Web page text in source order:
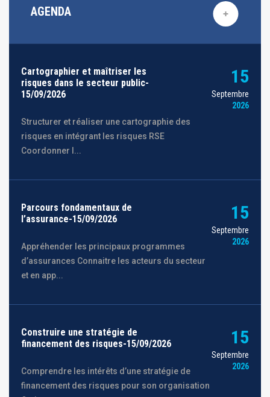
AGENDA
Cartographier et maîtriser les
risques dans le secteur public-
15/09/2026
Structurer et réaliser une cartographie des
risques en intégrant les risques RSE
Coordonner l...
15
Septembre
2026
Parcours fondamentaux de
l’assurance-15/09/2026
Appréhender les principaux programmes
d’assurances Connaitre les acteurs du secteur
et en app...
15
Septembre
2026
Construire une stratégie de
financement des risques-15/09/2026
Comprendre les intérêts d’une stratégie de
financement des risques pour son organisation
15
Septembre
2026